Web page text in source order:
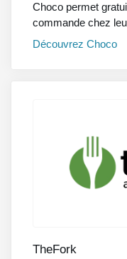
Choco permet
commande chez
Découvrez Choco
TheFork